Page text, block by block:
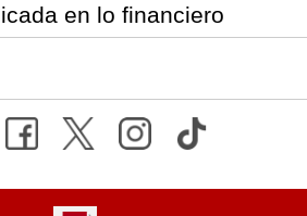
en lo financiero